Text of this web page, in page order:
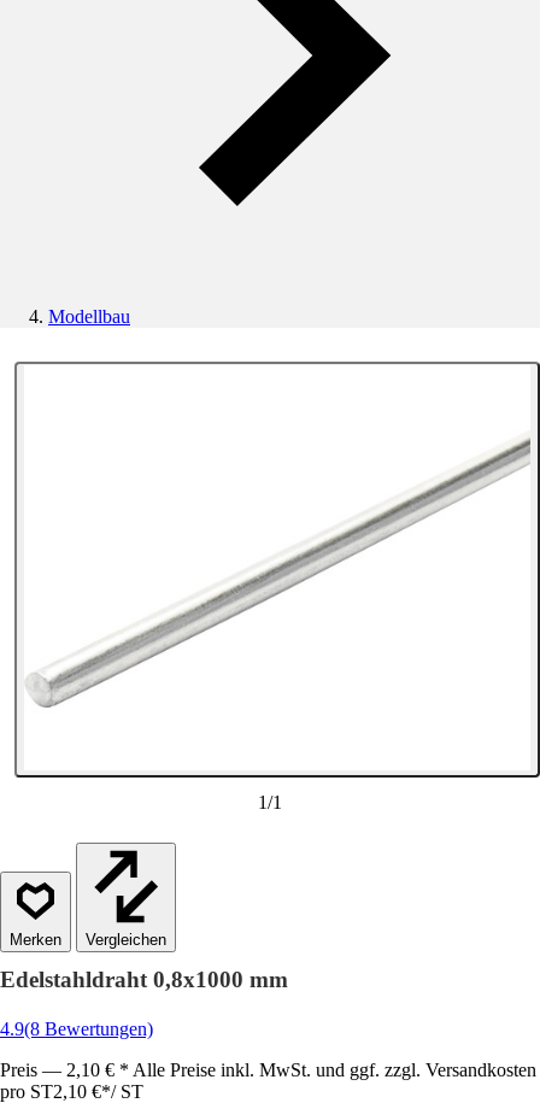
Modellbau
1/1
Vergleichen
Edelstahldraht 0,8x1000 mm
4.9(8 Bewertungen)
Preis — 2,10 € * Alle Preise inkl. MwSt. und ggf. zzgl. Versandkosten
pro ST2,10 €*/ ST